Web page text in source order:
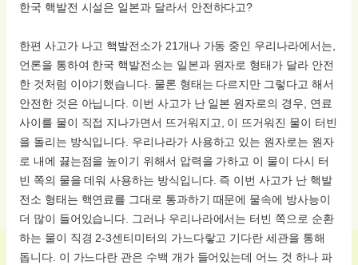
한국 핵발전 시설은 일본과 달라서 안전하다고?
한편 사고가 나고 핵발전소가 21개나 가동 중인 우리나라에서는,
언론을 통하여 한국 핵발전소는 일본과 원자로 형태가 달라 안전
한 것처럼 이야기했습니다. 물론 형태는 다르지만 그렇다고 해서
안전한 것은 아닙니다. 이번 사고가 난 일본 원자로의 경우, 연료
사이를 물이 직접 지나가면서 뜨거워지고, 이 뜨거워진 물이 터빈
을 돌리는 방식입니다. 우리나라가 사용하고 있는 원자로는 원자
로 내에 끓는점을 높이기 위해서 압력을 가하고 이 물이 다시 터
빈 쪽의 물을 데워 사용하는 방식입니다. 즉 이번 사고가 난 핵발
전소 형태는 핵연료를 그대로 통과하기 때문에 물속에 방사능이
더 많이 들어있습니다. 그러나 우리나라에서는 터빈 쪽으로 순환
하는 물이 직경 2-3센티미터의 가느다랗고 기다란 세관을 통해
돕니다. 이 가느다란 관은 수백 개가 들어있는데 어느 것 하나 파